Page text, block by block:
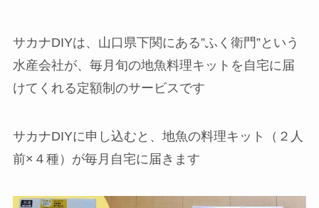
サカナDIYは、山口県下関にある”ふく衛門”という
水産会社が、毎月旬の地魚料理キットを自宅に届
けてくれる定額制のサービスです
サカナDIYに申し込むと、地魚の料理キット（２人
前×４種）が毎月自宅に届きます